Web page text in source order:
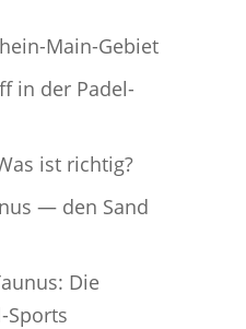
Main-Gebiet
in der Padel-
ist richtig?
— den Sand
Die
Sports